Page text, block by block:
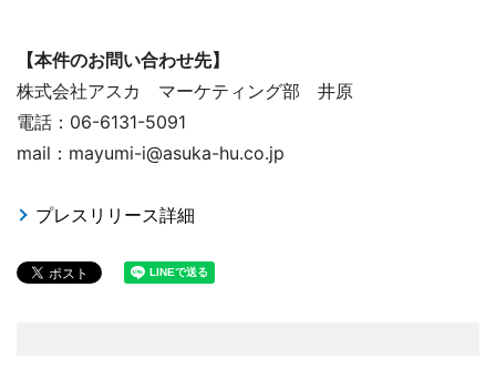
【本件のお問い合わせ先】
株式会社アスカ マーケティング部 井原
電話：06-6131-5091
mail：mayumi-i@asuka-hu.co.jp
プレスリリース詳細